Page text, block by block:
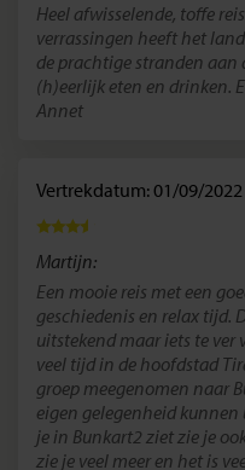
Heel afwisselende, toffe
verrassingen heeft het
de prachtige stranden aan
(h)eerlijk eten en drinken.
Annet
Vertrekdatum: 01/09/2022
Martijn:
Een mooie reis met een
geschiedenis en relax tijd.
uitstekend maar iets te ver
veel tijd in de hoofdstad
groep meegenomen naar
eigen gelegenheid
je in Bunkart2 ziet zie je
zie je veel meer en het is